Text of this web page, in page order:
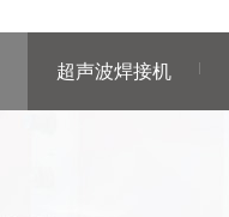
超声波焊接机